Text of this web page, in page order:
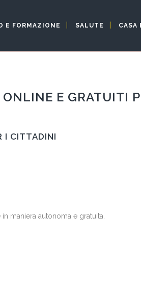
E FORMAZIONE SALUTE CASA
E GRATUITI
I CITTADINI
maniera autonoma e gratuita.